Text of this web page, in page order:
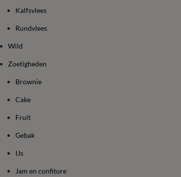
Kalfsvlees
Rundvlees
Wild
Zoetigheden
Brownie
Cake
Fruit
Gebak
IJs
Jam en confiture